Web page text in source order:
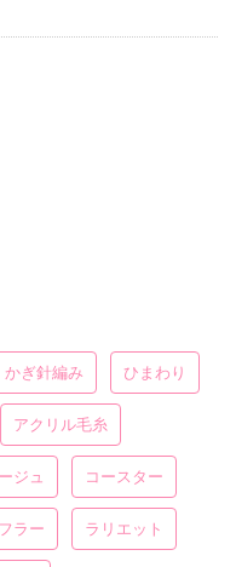
かぎ針編み ひまわり
アクリル毛糸
ジュ コースター
ラー ラリエット